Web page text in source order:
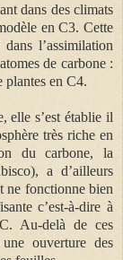
dans des climats
en C3. Cette
l’assimilation
de carbone :
plantes en C4.
elle s’est établie il
très riche en
du carbone, la
a d’ailleurs
ne fonctionne bien
c’est-à-dire à
Au-delà de ces
ouverture des